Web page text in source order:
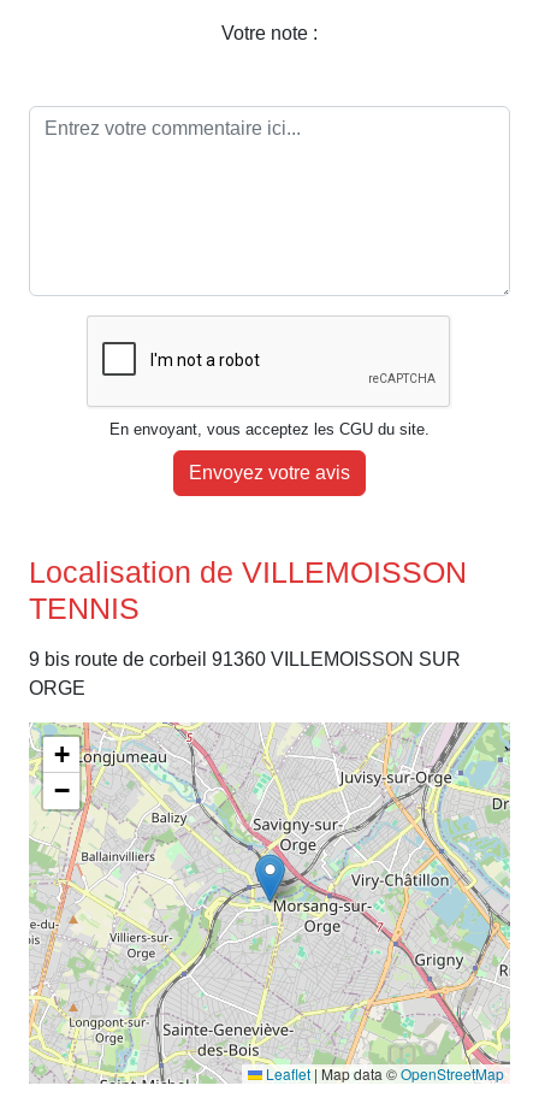
Votre note :
En envoyant, vous acceptez les CGU du site.
Envoyez votre avis
Localisation de VILLEMOISSON
TENNIS
9 bis route de corbeil 91360 VILLEMOISSON SUR
ORGE
+
−
Leaflet | Map data ©OpenStreetMap